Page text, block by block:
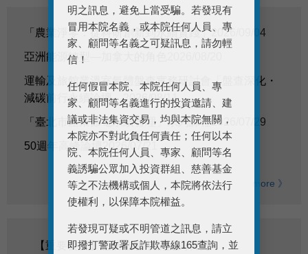
明之訊息，避免上當受騙。若發現有
冒用本院名義，或本院任何人員、專
家、顧問等名義之可疑訊息，請勿輕
信！
任何假冒本院、本院任何人員、專
家、顧問等名義進行的投資邀請、建
議或非法集資交易，均與本院無關，
本院亦不對此負任何責任；任何以本
院、本院任何人員、專家、顧問等名
義誘騙公眾加入投資群組、慈善基金
等之不法機構或個人，本院將依法行
使權利，以保障本院權益。
若發現可疑或不明管道之訊息，請立
即撥打警政署反詐欺專線165查詢，並
「農業淨零：從科研創新到永續實踐」2026/09/04
亞洲能源轉型—加拿大的角色
運輸及旅館業溫室氣體盤查實務研討會「盤查深化・
減碳前行永續論壇」2026/08/11
「臺北市產業節電永續管理」系列課程2026/07/29
50週年高峰論壇2026/07/21
more 》
【重要公告】謹防詐騙敬請提高警覺